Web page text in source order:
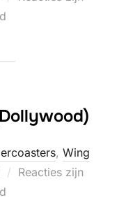
, Wing
Reacties zijn